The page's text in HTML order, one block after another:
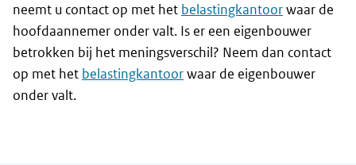
neemt u contact op met het belastingkantoorwaar de
hoofdaannemer onder valt. Is er een eigenbouwer
betrokken bij het meningsverschil? Neem dan contact
op met het belastingkantoorwaar de eigenbouwer
onder valt.